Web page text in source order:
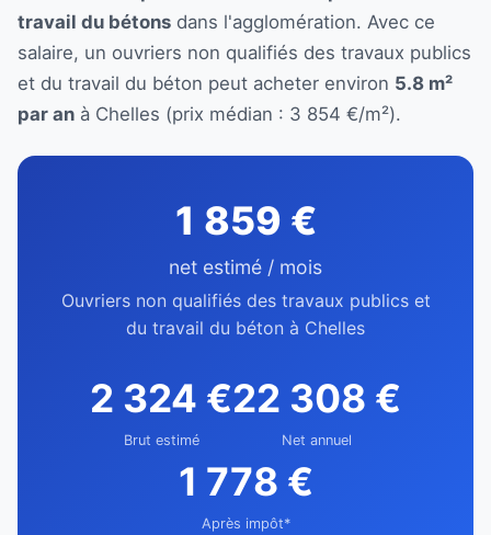
travail du bétons dans l'agglomération. Avec ce
salaire, un ouvriers non qualifiés des travaux publics
et du travail du béton peut acheter environ 5.8 m²
par an à Chelles (prix médian : 3 854 €/m²).
1 859 €
net estimé / mois
Ouvriers non qualifiés des travaux publics et
du travail du béton à Chelles
2 324 €
Brut estimé
22 308 €
Net annuel
1 778 €
Après impôt*